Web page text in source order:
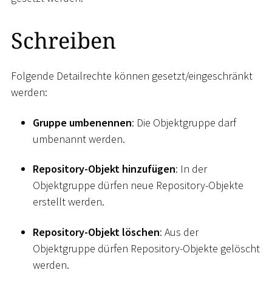
Schreiben
Folgende Detailrechte können gesetzt/eingeschränkt
werden:
Gruppe umbenennen: Die Objektgruppe darf
umbenannt werden.
Repository-Objekt hinzufügen: In der
Objektgruppe dürfen neue Repository-Objekte
erstellt werden.
Repository-Objekt löschen: Aus der
Objektgruppe dürfen Repository-Objekte gelöscht
werden.